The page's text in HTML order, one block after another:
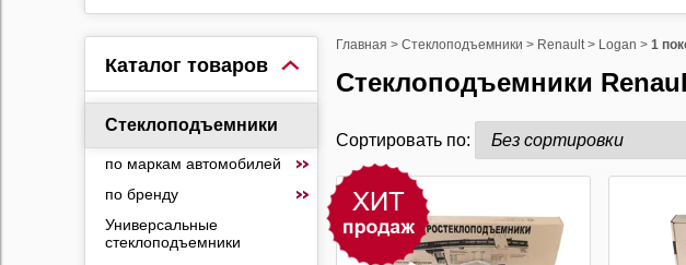
Каталог товаров
Стеклоподъемники
по маркам автомобилей
по бренду
Универсальные
стеклоподъемники
Главная > Стеклоподъемники > Renault > Logan > 1
Стеклоподъемники
Сортировать по: